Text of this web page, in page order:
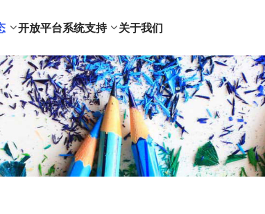
开放平台系统支持 关于我们